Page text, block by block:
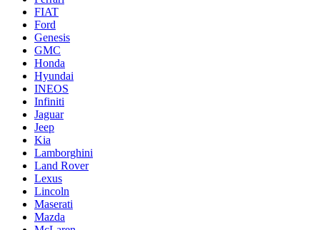
FIAT
Ford
Genesis
GMC
Honda
Hyundai
INEOS
Infiniti
Jaguar
Jeep
Kia
Lamborghini
Land Rover
Lexus
Lincoln
Maserati
Mazda